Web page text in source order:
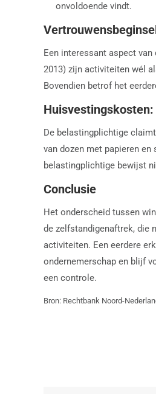
onvoldoende vindt.
Een interessant aspect
2013) zijn activiteiten wél
Bovendien betrof het
De belastingplichtige
van dozen met papieren
belastingplichtige bewijst
Conclusie
Het onderscheid tussen
de zelfstandigenaftrek, die
activiteiten. Een eerdere
ondernemerschap en blijf
een controle.
Bron: Rechtbank Noord-